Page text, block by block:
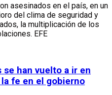
asesinados en el país, en un
del clima de seguridad y
la multiplicación de los
EFE
se han vuelto a ir en
fe en el gobierno